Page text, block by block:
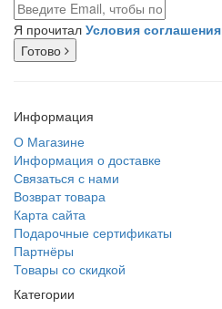
Я прочитал Условия соглашения
Готово
Информация
О Магазине
Информация о доставке
Связаться с нами
Возврат товара
Карта сайта
Подарочные сертификаты
Партнёры
Товары со скидкой
Категории